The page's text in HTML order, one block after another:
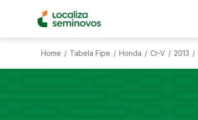
Home / Tabela Fipe / Honda / Cr-V / 2013 /